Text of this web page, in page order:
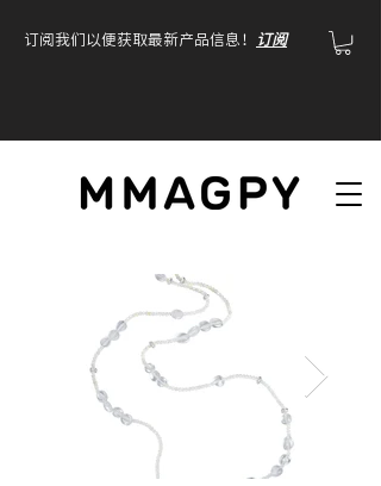
订阅我们以便获取最新产品信息！ 订阅